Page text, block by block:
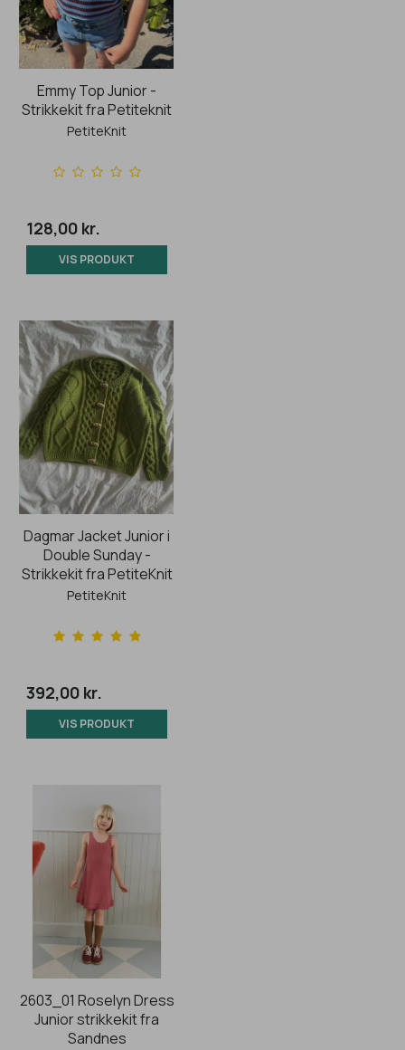
Emmy Top Junior -
Strikkekit fra Petiteknit
PetiteKnit
128,00 kr.
VIS PRODUKT
Dagmar Jacket Junior i
Double Sunday -
Strikkekit fra PetiteKnit
PetiteKnit
392,00 kr.
VIS PRODUKT
2603_01 Roselyn Dress
Junior strikkekit fra
Sandnes